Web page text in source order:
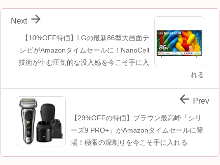
【10%OFF特価】LGの最新86型大画面テ
レビがAmazonタイムセールに！NanoCell
技術が生む圧倒的な没入感を今こそ手に入
れる

Next
【29%OFFの特価】ブラウン最高峰「シリ
ーズ9 PRO+」がAmazonタイムセールに登
場！極限の深剃りを今こそ手に入れる
 Prev